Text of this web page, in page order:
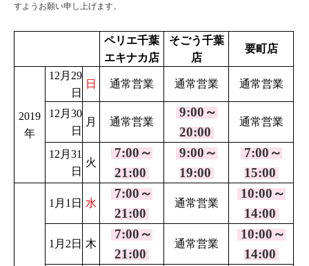
すようお願い申し上げます。
ペリエ千葉
エキナカ店
そごう千葉
店
要町店
2019
年
12月29
日
日 通常営業 通常営業 通常営業
12月30
日
月 通常営業
9:00～
20:00
通常営業
12月31
日
火
7:00～
21:00
9:00～
19:00
7:00～
15:00
1月1日 水
7:00～
21:00
通常営業
10:00～
14:00
1月2日 木
7:00～
21:00
通常営業
10:00～
14:00